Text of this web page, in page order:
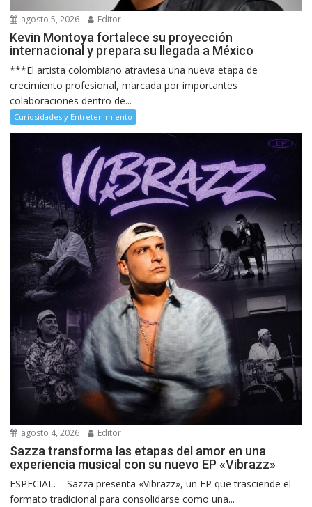
agosto 5, 2026 Editor
Kevin Montoya fortalece su proyección
internacional y prepara su llegada a México
***El artista colombiano atraviesa una nueva etapa de
crecimiento profesional, marcada por importantes
colaboraciones dentro de...
Curiosidades y Entretenimiento
agosto 4, 2026 Editor
Sazza transforma las etapas del amor en una
experiencia musical con su nuevo EP «Vibrazz»
ESPECIAL. – Sazza presenta «Vibrazz», un EP que trasciende el
formato tradicional para consolidarse como una...